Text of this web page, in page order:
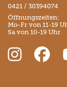
0421 / 30394074
Öffnungszeiten:
Mo-Fr von 11-19
Sa von 10-19 Uhr